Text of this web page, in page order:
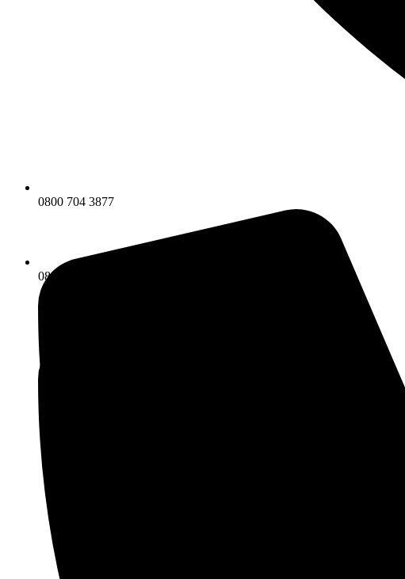
0800 704 3877
0800 704 3877